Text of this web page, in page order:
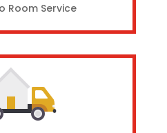
Room Service